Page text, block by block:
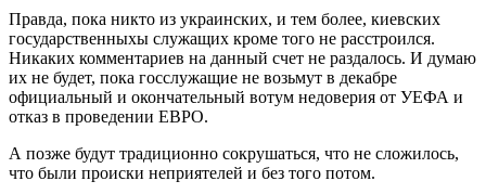
Правда, пока никто из украинских, и тем более, киевских
государственныхы служащих кроме того не расстроился.
Никаких комментариев на данный счет не раздалось. И думаю
их не будет, пока госслужащие не возьмут в декабре
официальный и окончательный вотум недоверия от УЕФА и
отказ в проведении ЕВРО.
А позже будут традиционно сокрушаться, что не сложилось,
что были происки неприятелей и без того потом.